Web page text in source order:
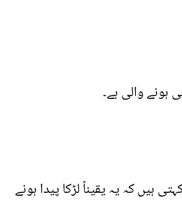
ہونے والی ہے۔
ہیں کہ یہ یقیناً لڑکا پیدا ہونے